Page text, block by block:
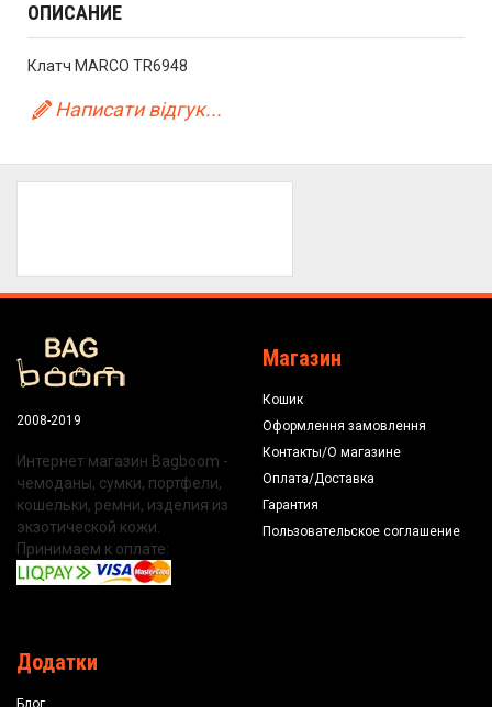
ОПИСАНИЕ
Клатч MARCO TR6948
Написати відгук...
2008-2019
Интернет магазин Bagboom -
чемоданы, сумки, портфели,
кошельки, ремни, изделия из
экзотической кожи.
Принимаем к оплате:
Магазин
Кошик
Оформлення замовлення
Контакты/О магазине
Оплата/Доставка
Гарантия
Пользовательское соглашение
Додатки
Блог